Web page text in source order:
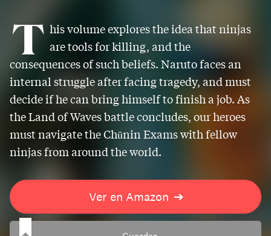
T his volume explores the idea that ninjas
are tools for killing, and the
consequences of such beliefs. Naruto faces an
internal struggle after facing tragedy, and must
decide if he can bring himself to finish a job. As
the Land of Waves battle concludes, our heroes
must navigate the Chūnin Exams with fellow
ninjas from around the world.
Ver en Amazon ➔